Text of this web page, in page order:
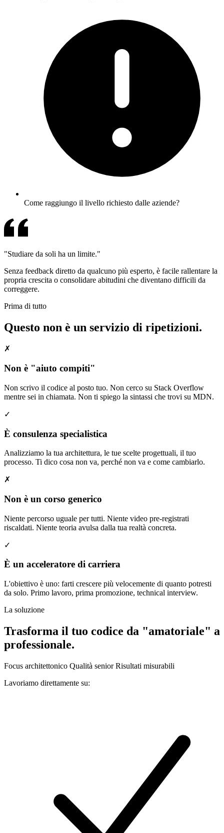
Come raggiungo il livello richiesto dalle aziende?
"Studiare da soli ha un limite."
Senza feedback diretto da qualcuno più esperto, è facile rallentare la
propria crescita o consolidare abitudini che diventano difficili da
correggere.
Prima di tutto
Questo non è un servizio di ripetizioni.
✗
Non è "aiuto compiti"
Non scrivo il codice al posto tuo. Non cerco su Stack Overflow
mentre sei in chiamata. Non ti spiego la sintassi che trovi su MDN.
✓
È consulenza specialistica
Analizziamo la tua architettura, le tue scelte progettuali, il tuo
processo. Ti dico cosa non va, perché non va e come cambiarlo.
✗
Non è un corso generico
Niente percorso uguale per tutti. Niente video pre-registrati
riscaldati. Niente teoria avulsa dalla tua realtà concreta.
✓
È un acceleratore di carriera
L'obiettivo è uno: farti crescere più velocemente di quanto potresti
da solo. Primo lavoro, prima promozione, technical interview.
La soluzione
Trasforma il tuo codice da "amatoriale" a
professionale.
Focus architettonico Qualità seniorRisultati misurabili
Lavoriamo direttamente su: